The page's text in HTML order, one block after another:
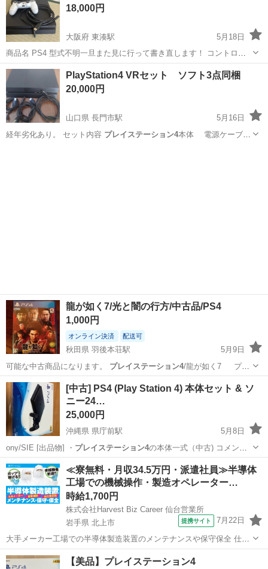
プレイステーション4
18,000円
大阪府 東湊駅
5月18日
商品名 PS4 型式不明一旦また見に行って書き直します！ コントロー
ラー純正1個とAmazonで適当に買った コントローラー付きます！両方
不具合は無かったと思います！ 配線もあるのでモニターさえあればす
ぐ出来ます！ 容量1T...
大阪 堺市 東湊駅 テレビゲーム PS4
PlayStation4 VRセット ソフト3点同梱
20,000円
山口県 長門市駅
5月16日
経年劣化あり。 セット内容 プレイステーション4本体 電源ケーブ
龍が如く7/光と闇の行方/中古品/PS4
1,000円
オンライン決済 配送可
秋田県 羽後本荘駅
5月9日
可能な中古商品になります。 プレイステーション4/龍が如く7 プロ
ダクトコ…
秋田 由利本荘市 テレビゲーム 龍が如く7
[中古] PS4 (Play Station 4) 本体セット & ソ
ニー24…
25,000円
沖縄県 県庁前駅
5月8日
ony/SIE [出品物] ・ プレイステーション4の本体一式（中古) コメント
コ…
沖縄 那覇市 県庁前駅 テレビ ソニー
≪寮無料・月収34.5万円・派遣社員≫半導体
工場での機械操作・製造オペレーター…
時給1,700円
株式会社Harvest Biz Career 仙台営業所
岩手県 北上市
提携サイト 7月22日
大手メーカー工場での半導体製造装置のメンテナンスや保守保全 仕事
内容 ＼フラッシュメモリの製造を行う工場で半導体製造装置の保守・
点検のお仕事／ 新工場新設に伴い、請負現場の立ち上げを行います！
岩手 北上市 その他
【美品】プレイステーション4